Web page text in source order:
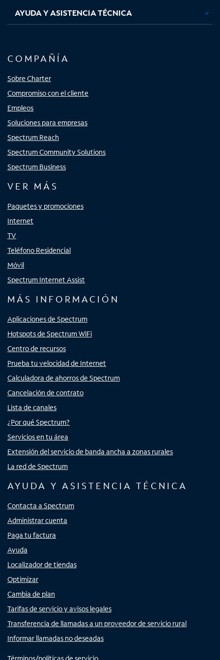
AYUDA Y ASISTENCIA TÉCNICA
COMPAÑÍA
Sobre Charter
Compromiso con el cliente
Empleos
Soluciones para empresas
Spectrum Reach
Spectrum Community Solutions
Spectrum Business
VER MÁS
Paquetes y promociones
Internet
TV
Teléfono Residencial
Móvil
Spectrum Internet Assist
MÁS INFORMACIÓN
Aplicaciones de Spectrum
Hotspots de Spectrum WiFi
Centro de recursos
Prueba tu velocidad de Internet
Calculadora de ahorros de Spectrum
Cancelación de contrato
Lista de canales
¿Por qué Spectrum?
Servicios en tu área
Extensión del servicio de banda ancha a zonas rurales
La red de Spectrum
AYUDA Y ASISTENCIA TÉCNICA
Contacta a Spectrum
Administrar cuenta
Paga tu factura
Ayuda
Localizador de tiendas
Optimizar
Cambia de plan
Tarifas de servicio y avisos legales
Transferencia de llamadas a un proveedor de servicio rural
Informar llamadas no deseadas